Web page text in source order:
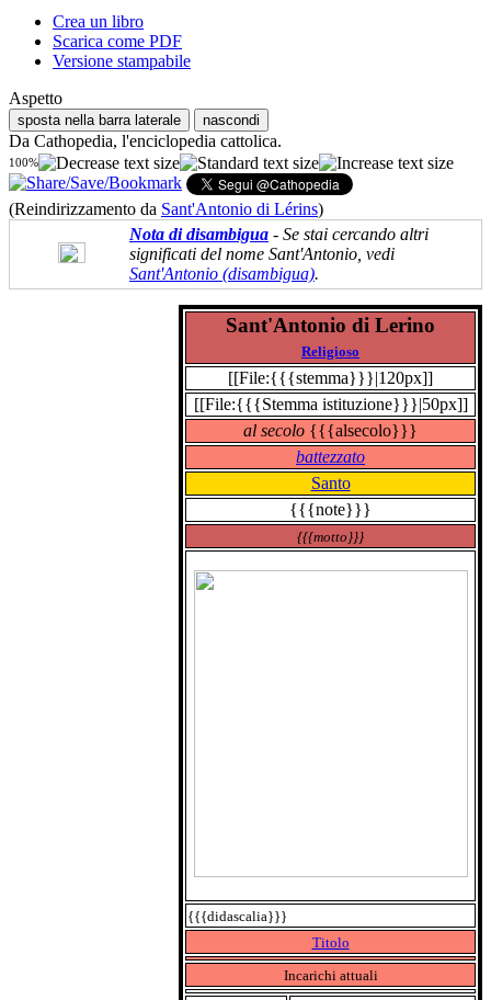
Crea un libro
Scarica come PDF
Versione stampabile
Aspetto
sposta nella barra laterale nascondi
Da Cathopedia, l'enciclopedia cattolica.
100%
(Reindirizzamento da Sant'Antonio di Lérins)
Nota di disambigua - Se stai cercando altri
significati del nome Sant'Antonio, vedi
Sant'Antonio (disambigua).
Sant'Antonio di Lerino
Religioso
[[File:{{{stemma}}}|120px]]
[[File:{{{Stemma istituzione}}}|50px]]
al secolo {{{alsecolo}}}
battezzato
Santo
{{{note}}}
{{{motto}}}
{{{didascalia}}}
Titolo
Incarichi attuali